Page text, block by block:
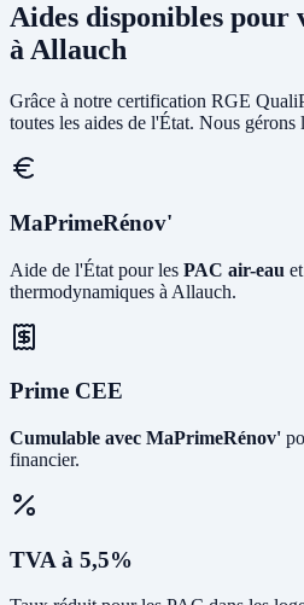
Aides disponibles
à Allauch
Grâce à notre certification RGE
toutes les aides de l'État. Nous gérons
MaPrimeRénov'
Aide de l'État pour les PAC air-eau
thermodynamiques à Allauch.
Prime CEE
Cumulable avec MaPrimeRénov'
financier.
TVA à 5,5%